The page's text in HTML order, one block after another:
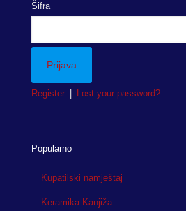
Šifra
Register Lost your password?
Popularno
Kupatilski namještaj
Keramika Kanjiža